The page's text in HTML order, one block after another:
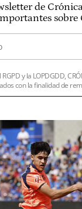
de
sobre
y la LOPDGDD,
con la finalidad de